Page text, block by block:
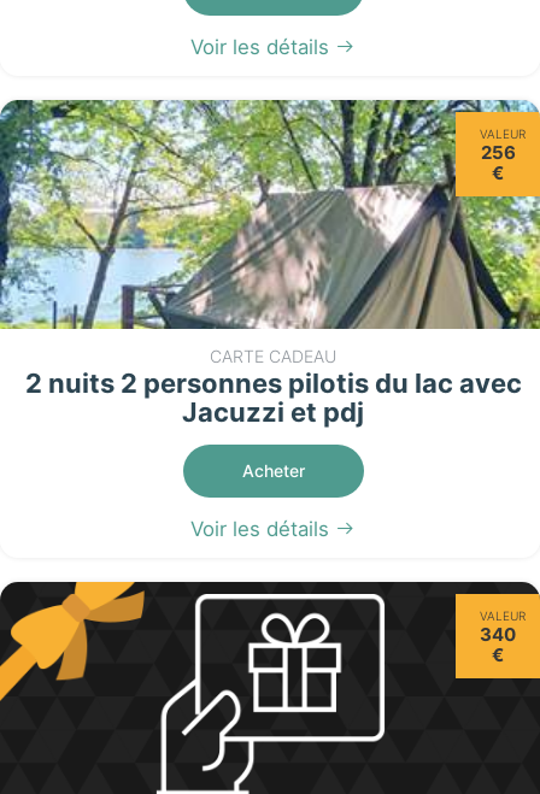
Voir les détails
VALEUR
256
€
CARTE CADEAU
2 nuits 2 personnes pilotis du lac avec
Jacuzzi et pdj
Acheter
Voir les détails
VALEUR
340
€